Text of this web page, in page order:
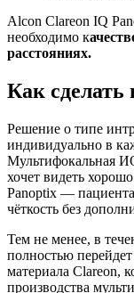
Alcon Clareon IQ
необходимо к
расстояниях.
Как
Решение о типе
индивидуально в
Мультифокальная
хочет видеть
Panoptix —
чёткость без
Тем не менее, в
полностью
материала Clareon,
производства